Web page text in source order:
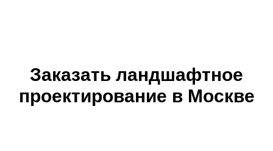
Заказать ландшафтное
проектирование в Москве